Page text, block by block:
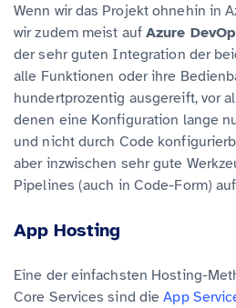
Wenn wir das Projekt ohnehin in
wir zudem meist auf Azure
der sehr guten Integration der
alle Funktionen oder ihre
hundertprozentig ausgereift, vor
denen eine Konfiguration lange
und nicht durch Code
aber inzwischen sehr gute
Pipelines (auch in Code-Form)
App Hosting
Eine der einfachsten Hosting-
Core Services sind dieApp